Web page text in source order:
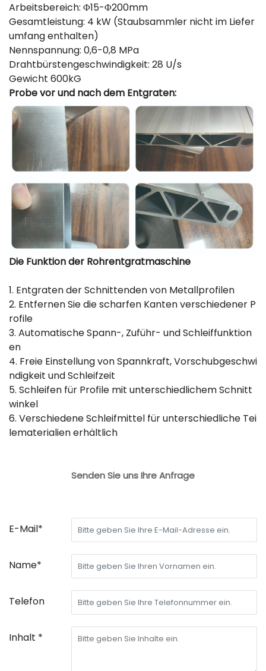
Arbeitsbereich: Φ15-Φ200mm
Gesamtleistung: 4 kW (Staubsammler nicht im Liefer
umfang enthalten)
Nennspannung: 0,6-0,8 MPa
Drahtbürstengeschwindigkeit: 28 U/s
Gewicht 600kG
Probe vor und nach dem Entgraten:
Die Funktion der Rohrentgratmaschine
1. Entgraten der Schnittenden von Metallprofilen
2. Entfernen Sie die scharfen Kanten verschiedener P
rofile
3. Automatische Spann-, Zuführ- und Schleiffunktion
en
4. Freie Einstellung von Spannkraft, Vorschubgeschwi
ndigkeit und Schleifzeit
5. Schleifen für Profile mit unterschiedlichem Schnitt
winkel
6. Verschiedene Schleifmittel für unterschiedliche Tei
lematerialien erhältlich
Senden Sie uns Ihre Anfrage
E-Mail*
Name*
Telefon
Inhalt *